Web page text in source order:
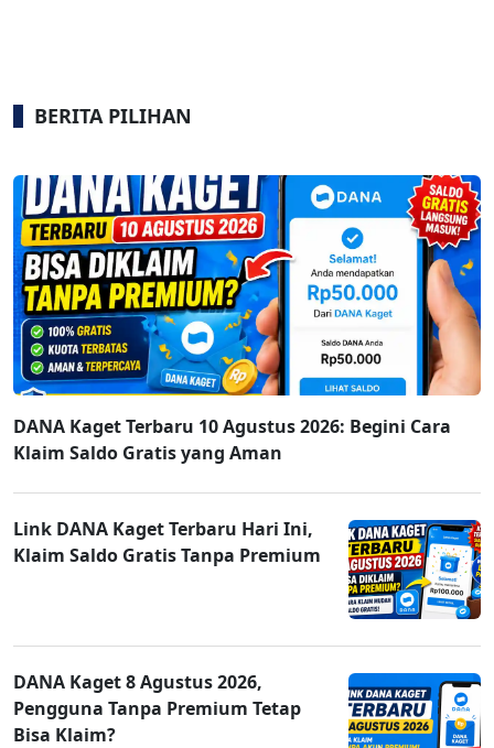
BERITA PILIHAN
DANA Kaget Terbaru 10 Agustus 2026: Begini Cara
Klaim Saldo Gratis yang Aman
Link DANA Kaget Terbaru Hari Ini,
Klaim Saldo Gratis Tanpa Premium
DANA Kaget 8 Agustus 2026,
Pengguna Tanpa Premium Tetap
Bisa Klaim?